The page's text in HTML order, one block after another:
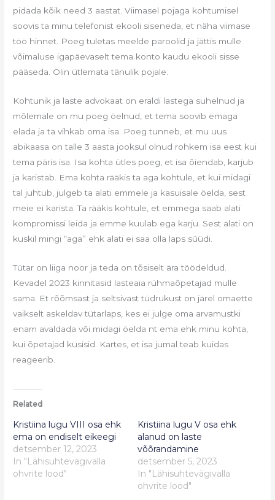
pidada kõik need 3 aastat. Viimasel pojaga kohtumisel
soovis ta minu telefonist ekooli siseneda, et näha viimase
töö hinnet. Poeg tuletas meelde paroolid ja jättis mulle
võimaluse igapäevaselt tema konto kaudu ekooli sisse
pääseda. Olin ütlemata tänulik pojale.
Kohtunik ja laste advokaat on eraldi lastega suhelnud ja
mõlemale on mu poeg öelnud, et tema soovib emaga
elada ja ta vihkab oma isa. Poeg tunneb, et mu uus
abikaasa on talle 3 aasta jooksul olnud rohkem isa eest kui
tema päris isa. Isa kohta ütles poeg, et isa õiendab, karjub
ja karistab. Ema kohta rääkis ta aga kohtule, et kui midagi
tal juhtub, julgeb ta alati emmele ja kasuisale öelda, sest
meie ei karista. Ta rääkis kohtule, et emmega saab alati
kompromissi leida ja emme kuulab ega karju. Sest alati on
kuskil mingi “aga” ehk alati ei saa olla laps süüdi.
Tütar on liiga noor ja teda on tõsiselt ära töödeldud.
Kevadel 2023 kinnitasid lasteaia rühmaõpetajad mulle
sama. Et rõõmsast ja seltsivast tüdrukust on järel omaette
vaikselt askeldav tütarlaps, kes ei julge oma arvamustki
enam avaldada või midagi öelda nt ema ehk minu kohta,
kui õpetajad küsisid. Kartes, et isa jumal teab kuidas
reageerib.
Related
Kristiina lugu VIII osa ehk
ema on endiselt eikeegi
detsember 12, 2023
In "Lähisuhtevägivalla
ohvrite lood"
Kristiina lugu V osa ehk
alanud on laste
võõrandamine
detsember 5, 2023
In "Lähisuhtevägivalla
ohvrite lood"